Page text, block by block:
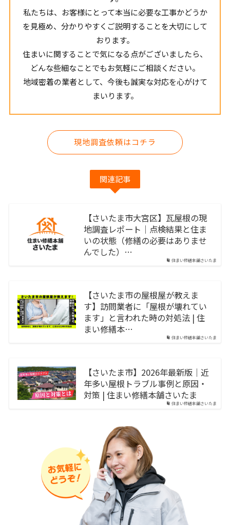
私たちは、お客様にとって本当に必要な工事かどうか
を見極め、分かりやすくご説明することを大切にして
おります。
住まいに関することで気になる点がございましたら、
どんな些細なことでもお気軽にご相談ください。
地域密着の業者として、今後も誠実な対応を心がけて
まいります。
現地調査依頼はコチラ
関連記事
住まい修繕本舗さいたま
【さいたま市大宮区】瓦屋根の現
地調査レポート｜点検結果と住ま
いの状態（修繕の必要はありませ
んでした）…
住まい修繕本舗さいたま
【さいたま市の屋根屋が教えま
す】訪問業者に「屋根が壊れてい
ます」と言われた時の対処法 | 住
まい修繕本…
住まい修繕本舗さいたま
【さいたま市】2026年最新版｜近
年多い屋根トラブル事例と原因・
対策 | 住まい修繕本舗さいたま